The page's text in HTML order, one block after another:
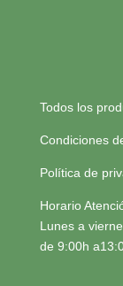
Todos los
Condiciones
Política de
Horario
Lunes a
de 9:00h